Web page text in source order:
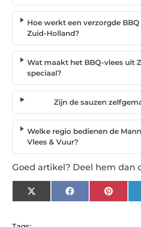
Hoe werkt een verzorgde
Zuid-Holland?
Wat maakt het BBQ-vlees uit
speciaal?
Zijn de sauzen
Welke regio bedienen de
Vlees & Vuur?
Goed artikel? Deel hem dan
X
(Twitter)
Facebook